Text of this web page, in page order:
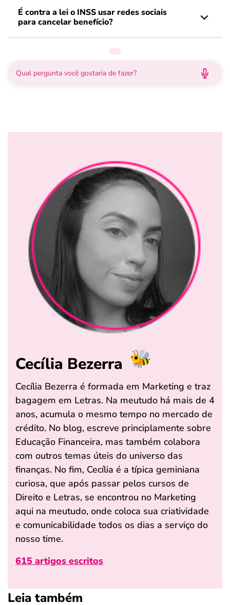
É contra a lei o INSS usar redes sociais
para cancelar benefício?
Cecília Bezerra
Cecília Bezerra é formada em Marketing e traz
bagagem em Letras. Na meutudo há mais de 4
anos, acumula o mesmo tempo no mercado de
crédito. No blog, escreve principlamente sobre
Educação Financeira, mas também colabora
com outros temas úteis do universo das
finanças. No fim, Cecília é a típica geminiana
curiosa, que após passar pelos cursos de
Direito e Letras, se encontrou no Marketing
aqui na meutudo, onde coloca sua criatividade
e comunicabilidade todos os dias a serviço do
nosso time.
615 artigos escritos
Leia também